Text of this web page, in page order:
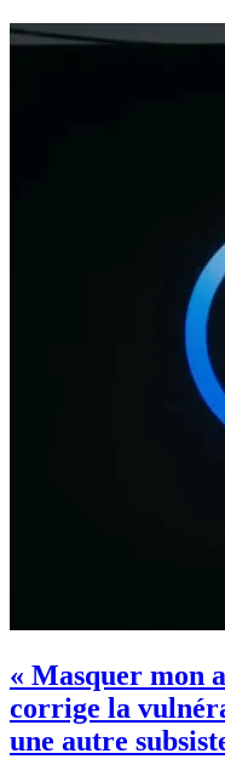
« Masquer mon
corrige la
une autre